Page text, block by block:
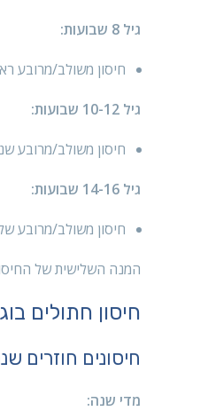
גיל 8 שבועות:
חיסון משולב/מרובע
גיל 10-12 שבועות:
חיסון משולב/מרובע
גיל 14-16 שבועות:
חיסון משולב/מרובע
המנה השלישית של החיסון יכולה להינתן בגיל 6-8
חיסון חתולים
חיסונים חוזרים
מדי שנה: